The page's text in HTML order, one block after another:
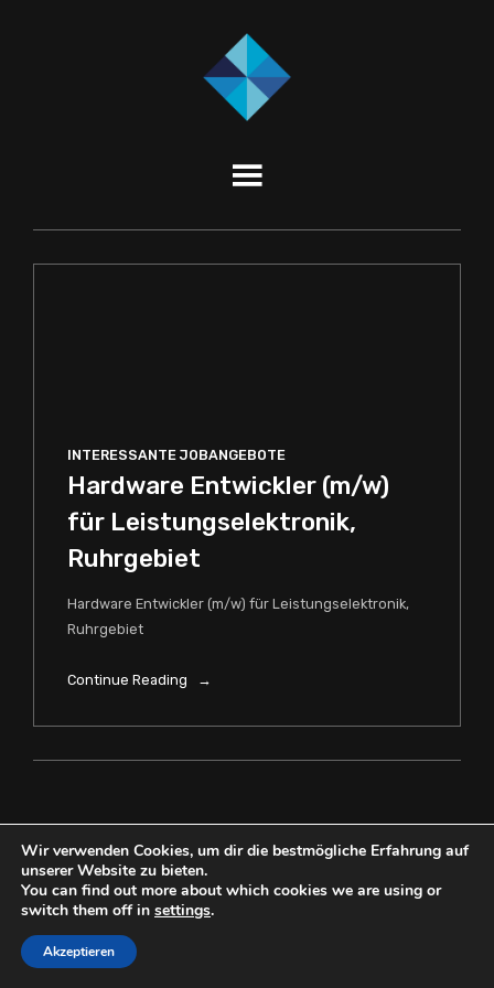
INTERESSANTE JOBANGEBOTE
Hardware Entwickler (m/w)
für Leistungselektronik,
Ruhrgebiet
Hardware Entwickler (m/w) für Leistungselektronik,
Ruhrgebiet
Continue Reading →
Wir verwenden Cookies, um dir die bestmögliche Erfahrung auf
unserer Website zu bieten.
You can find out more about which cookies we are using or
switch them off in settings.
Akzeptieren